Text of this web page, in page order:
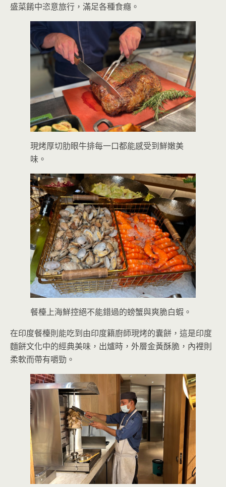
盛菜餚中恣意旅行，滿足各種食癮。
現烤厚切肋眼牛排每一口都能感受到鮮嫩美
味。
餐檯上海鮮控絕不能錯過的螃蟹與爽脆白蝦。
在印度餐檯則能吃到由印度籍廚師現烤的囊餅，這是印度
麵餅文化中的經典美味，出爐時，外層金黃酥脆，內裡則
柔軟而帶有嚼勁。